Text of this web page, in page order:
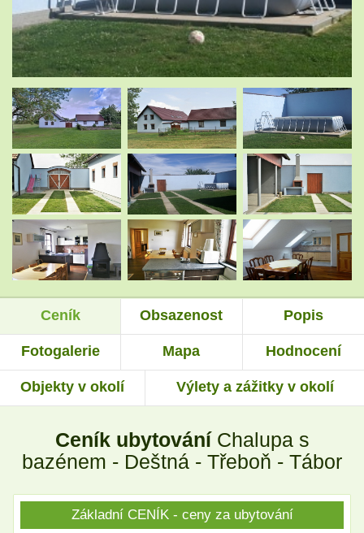
Ceník Obsazenost Popis
Fotogalerie Mapa Hodnocení
Objekty v okolí Výlety a zážitky v okolí
Ceník ubytování Chalupa s
bazénem - Deštná - Třeboň - Tábor
Základní CENÍK - ceny za ubytování